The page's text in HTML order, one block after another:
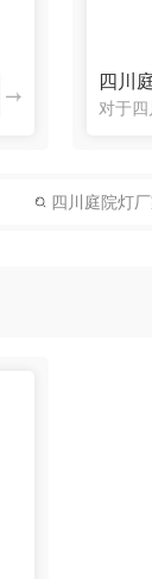
四川
四川庭院灯